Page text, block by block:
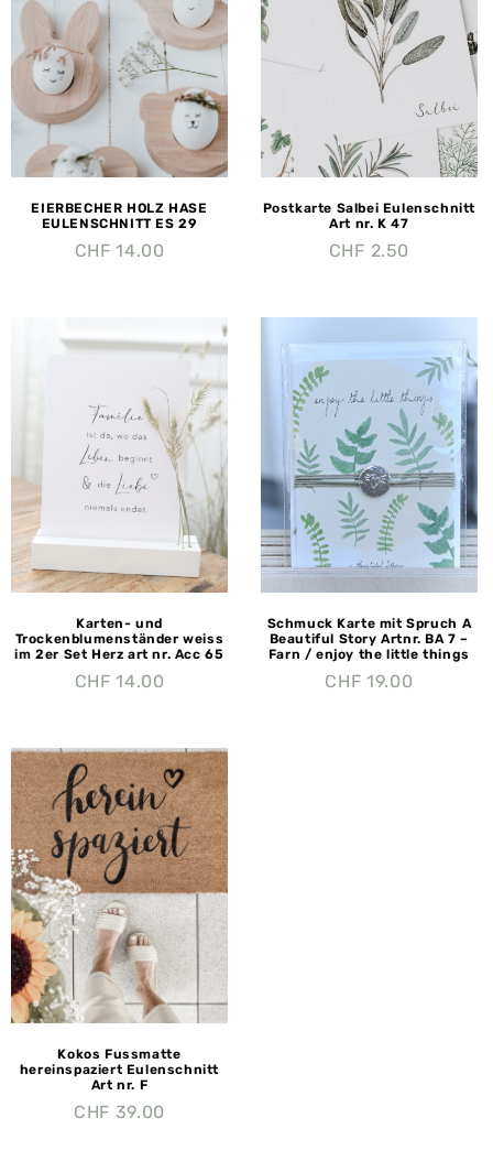
EIERBECHER HOLZ HASE
EULENSCHNITT ES 29
CHF 14.00
Postkarte Salbei Eulenschnitt
Art nr. K 47
CHF 2.50
Karten- und
Trockenblumenständer weiss
im 2er Set Herz art nr. Acc 65
CHF 14.00
Schmuck Karte mit Spruch A
Beautiful Story Artnr. BA 7 –
Farn / enjoy the little things
CHF 19.00
Kokos Fussmatte
hereinspaziert Eulenschnitt
Art nr. F
CHF 39.00